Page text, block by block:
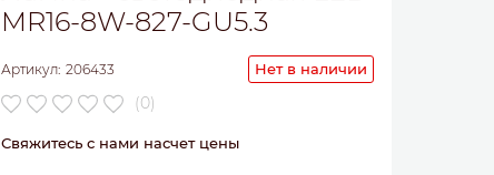
MR16-8W-827-GU5.3
Артикул: 206433 Нет в наличии
(0)
Свяжитесь с нами насчет цены